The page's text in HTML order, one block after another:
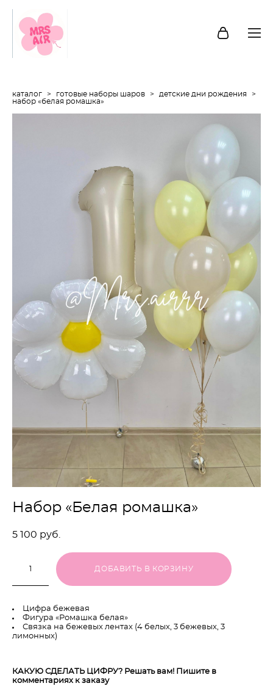
каталог > готовые наборы шаров > детские дни рождения
>
набор «белая ромашка»
Набор «Белая ромашка»
5 100 pуб.
ДОБАВИТЬ В КОРЗИНУ
Цифра бежевая
Фигура «Ромашка белая»
Связка на бежевых лентах (4 белых, 3 бежевых, 3
лимонных)
КАКУЮ СДЕЛАТЬ ЦИФРУ? Решать вам! Пишите в
комментариях к заказу